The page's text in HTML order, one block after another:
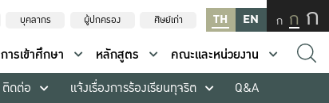
บุคลากร ผู้ปกครอง ศิษย์เก่า TH EN ก ก ก
การเข้าศึกษา หลักสูตร
คณะและหน่วยงาน
ติดต่อ แจ้งเรื่องการร้องเรียนทุจริต Q&A